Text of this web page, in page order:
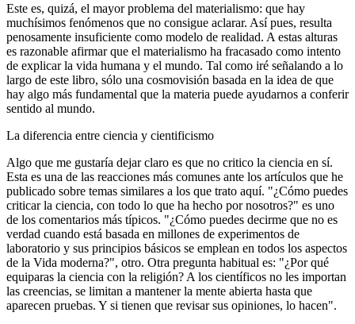
Este es, quizá, el mayor problema del materialismo: que hay
muchísimos fenómenos que no consigue aclarar. Así pues, resulta
penosamente insuficiente como modelo de realidad. A estas alturas
es razonable afirmar que el materialismo ha fracasado como intento
de explicar la vida humana y el mundo. Tal como iré señalando a lo
largo de este libro, sólo una cosmovisión basada en la idea de que
hay algo más fundamental que la materia puede ayudarnos a conferir
sentido al mundo.
La diferencia entre ciencia y cientificismo
Algo que me gustaría dejar claro es que no critico la ciencia en sí.
Esta es una de las reacciones más comunes ante los artículos que he
publicado sobre temas similares a los que trato aquí. "¿Cómo puedes
criticar la ciencia, con todo lo que ha hecho por nosotros?" es uno
de los comentarios más típicos. "¿Cómo puedes decirme que no es
verdad cuando está basada en millones de experimentos de
laboratorio y sus principios básicos se emplean en todos los aspectos
de la Vida moderna?", otro. Otra pregunta habitual es: "¿Por qué
equiparas la ciencia con la religión? A los científicos no les importan
las creencias, se limitan a mantener la mente abierta hasta que
aparecen pruebas. Y si tienen que revisar sus opiniones, lo hacen".